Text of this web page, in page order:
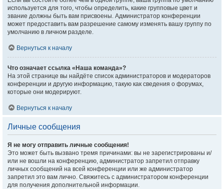
используется для того, чтобы определить, какие групповые цвет и
звание должны быть вам присвоены. Администратор конференции
может предоставить вам разрешение самому изменять вашу группу по
умолчанию в личном разделе.
Вернуться к началу
Что означает ссылка «Наша команда»?
На этой странице вы найдёте список администраторов и модераторов
конференции и другую информацию, такую как сведения о форумах,
которые они модерируют.
Вернуться к началу
Личные сообщения
Я не могу отправить личные сообщения!
Это может быть вызвано тремя причинами: вы не зарегистрированы и/
или не вошли на конференцию, администратор запретил отправку
личных сообщений на всей конференции или же администратор
запретил это вам лично. Свяжитесь с администратором конференции
для получения дополнительной информации.